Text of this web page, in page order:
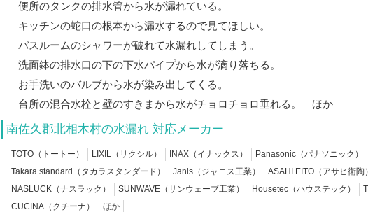
便所のタンクの排水管から水が漏れている。
キッチンの蛇口の根本から漏水するので見てほしい。
バスルームのシャワーが破れて水漏れしてしまう。
洗面鉢の排水口の下の下水パイプから水が滴り落ちる。
お手洗いのバルブから水が染み出してくる。
台所の混合水栓と壁のすきまから水がチョロチョロ垂れる。 ほか
南佐久郡北相木村の水漏れ 対応メーカー
TOTO（トートー） LIXIL（リクシル） INAX（イナックス） Panasonic（パナソニック）
Takara standard（タカラスタンダード）
Janis（ジャニス工業）
ASAHI EITO（アサヒ衛陶）
NASLUCK（ナスラック）
SUNWAVE（サンウェーブ工業） Housetec（ハウステック）
CUCINA（クチーナ） ほか